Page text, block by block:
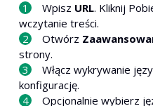
Wpisz URL. Kliknij
wczytanie treści.
Otwórz
strony.
Włącz wykrywanie
konfigurację.
Opcjonalnie wybierz